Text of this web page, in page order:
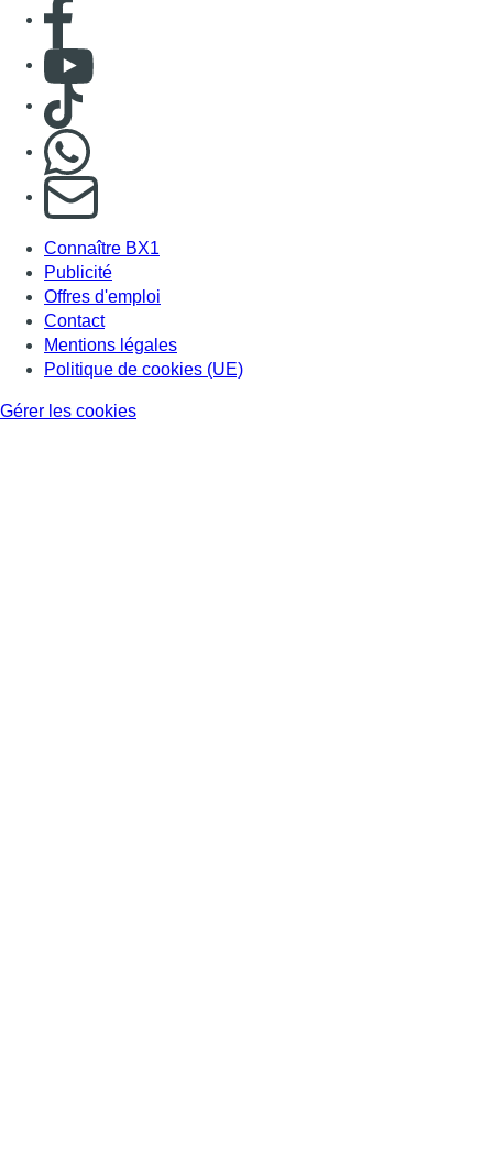
Consulter Youtube
Consulter TikTok
S'abonner à notre newsletter
Connaître BX1
Publicité
Offres d'emploi
Contact
Mentions légales
Politique de cookies (UE)
Gérer les cookies